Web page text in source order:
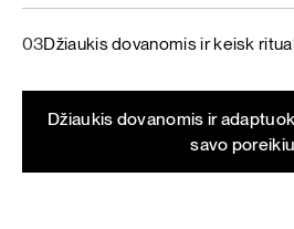
03Džiaukis dovanomis ir keisk
Džiaukis dovanomis ir
savo